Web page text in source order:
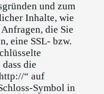
und zum
Inhalte, wie
die Sie
eine SSL- bzw.
die
“ auf
Symbol in